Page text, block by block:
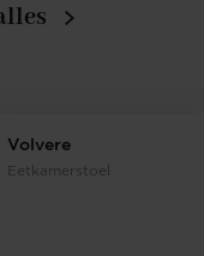
Volvere
Eetkamerstoel